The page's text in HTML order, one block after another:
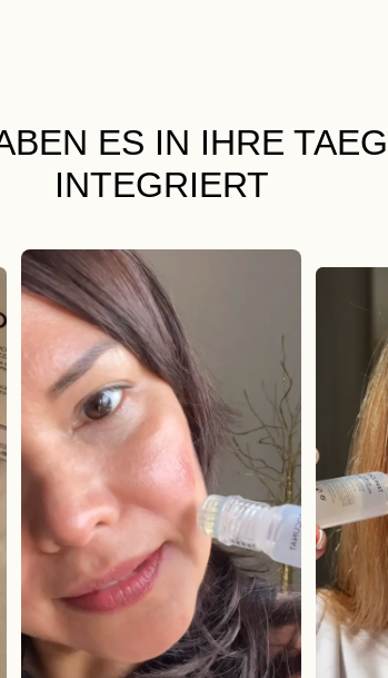
ES IN IHRE
INTEGRIERT